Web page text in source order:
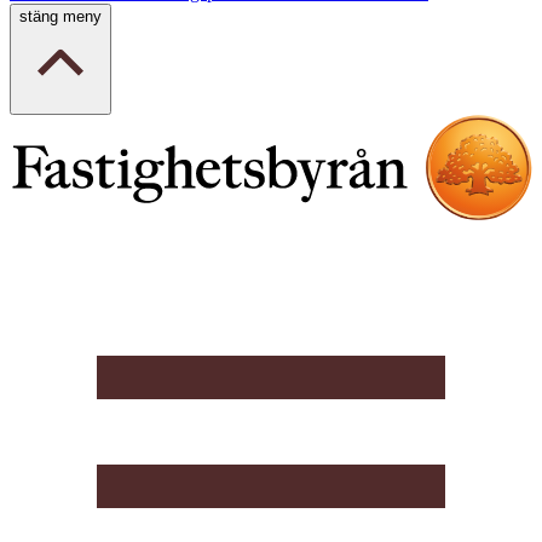
stäng meny